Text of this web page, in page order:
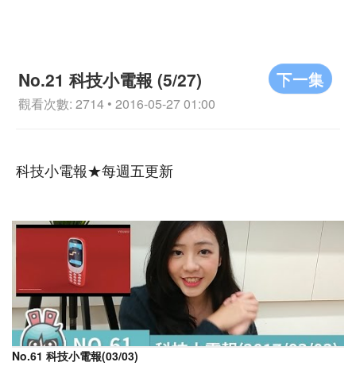
下一集
No.21 科技小電報 (5/27)
觀看次數: 2714 • 2016-05-27 01:00
科技小電報★每週五更新
No.61 科技小電報(03/03)